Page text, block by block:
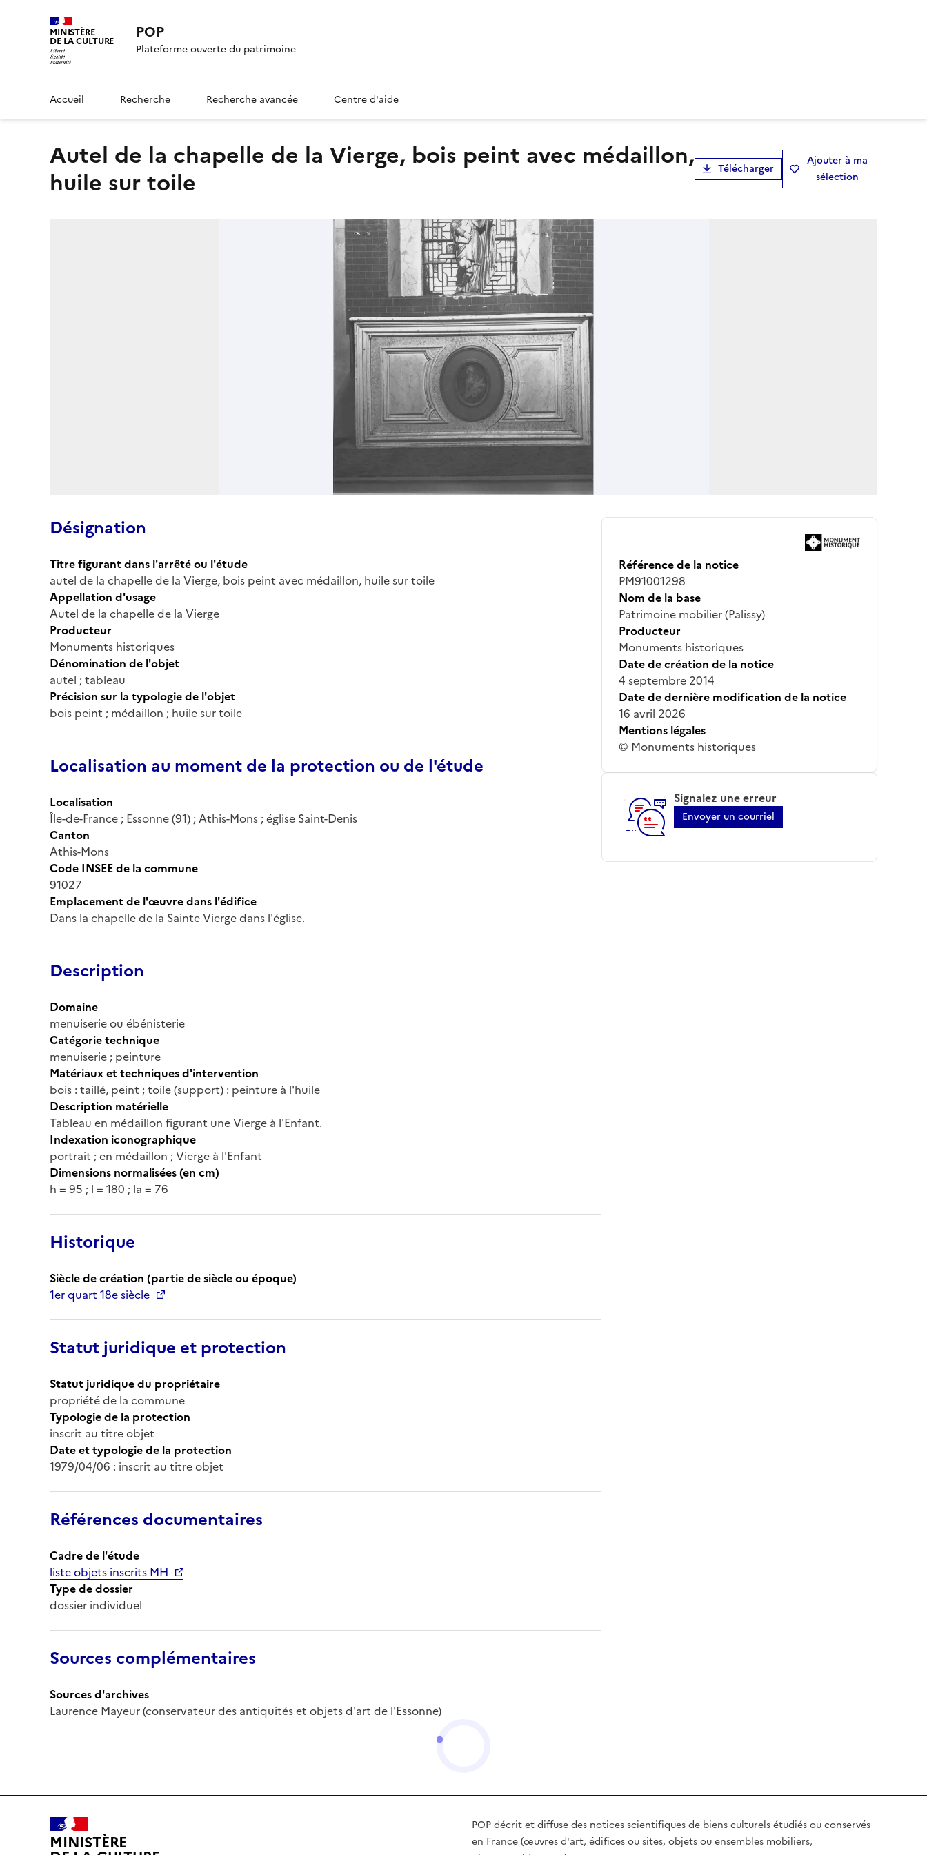
MINISTÈRE
DE LA CULTURE POP
Plateforme ouverte du patrimoine
Accueil Recherche Recherche avancée Centre d'aide
autel de la chapelle de la Vierge, bois peint avec médaillon,
huile sur toile
Télécharger
Ajouter à ma
sélection
Désignation
Titre figurant dans l'arrêté ou l'étude
autel de la chapelle de la Vierge, bois peint avec médaillon, huile sur toile
Appellation d'usage
Autel de la chapelle de la Vierge
Producteur
Monuments historiques
Dénomination de l'objet
autel ; tableau
Précision sur la typologie de l'objet
bois peint ; médaillon ; huile sur toile
Localisation au moment de la protection ou de l'étude
Localisation
Île-de-France ; Essonne (91) ; Athis-Mons ; église Saint-Denis
Canton
Athis-Mons
Code INSEE de la commune
91027
Emplacement de l'œuvre dans l'édifice
Dans la chapelle de la Sainte Vierge dans l'église.
Description
Domaine
menuiserie ou ébénisterie
Catégorie technique
menuiserie ; peinture
Matériaux et techniques d'intervention
bois : taillé, peint ; toile (support) : peinture à l'huile
Description matérielle
Tableau en médaillon figurant une Vierge à l'Enfant.
Indexation iconographique
portrait ; en médaillon ; Vierge à l'Enfant
Dimensions normalisées (en cm)
h = 95 ; l = 180 ; la = 76
Historique
Siècle de création (partie de siècle ou époque)
1er quart 18e siècle
Statut juridique et protection
Statut juridique du propriétaire
propriété de la commune
Typologie de la protection
inscrit au titre objet
Date et typologie de la protection
1979/04/06 : inscrit au titre objet
Références documentaires
Cadre de l'étude
liste objets inscrits MH
Type de dossier
dossier individuel
Sources complémentaires
Sources d'archives
Laurence Mayeur (conservateur des antiquités et objets d'art de l'Essonne)
Référence de la notice
PM91001298
Nom de la base
Patrimoine mobilier (Palissy)
Producteur
Monuments historiques
Date de création de la notice
4 septembre 2014
Date de dernière modification de la notice
16 avril 2026
Mentions légales
© Monuments historiques
Signalez une erreur
Envoyer un courriel
MINISTÈRE
POP décrit et diffuse des notices scientifiques de biens culturels étudiés ou conservés
en France (œuvres d'art, édifices ou sites, objets ou ensembles mobiliers,